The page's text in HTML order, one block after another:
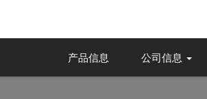
产品信息 公司信息